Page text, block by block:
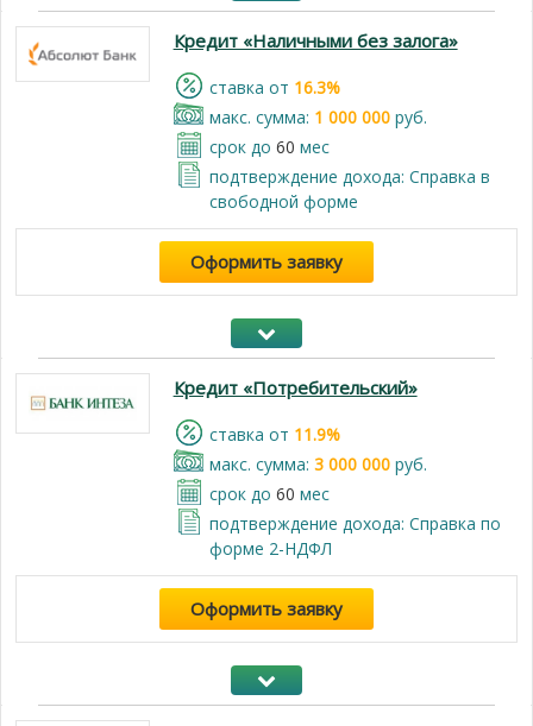
Кредит «Наличными без залога»
cтавка от 16.3%
макс. сумма: 1 000 000руб.
срок до 60 мес
подтверждение дохода: Cправка в
свободной форме
Оформить заявку
Кредит «Потребительский»
cтавка от 11.9%
макс. сумма: 3 000 000руб.
срок до 60 мес
подтверждение дохода: Справка по
форме 2-НДФЛ
Оформить заявку